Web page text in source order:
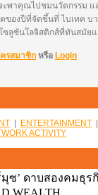
พาคุณไปชมนวัตกรรม แ
องปีที่จัดขึ้นที่ ไบเทค บ
ซลูชันโลจิสติกส์ที่ทันสมัย
รสมาชิก หรือ Login
ENTERTAINMENT
ACTIVITY
มุซ’ ดาบสองคมธุ
WEALTH